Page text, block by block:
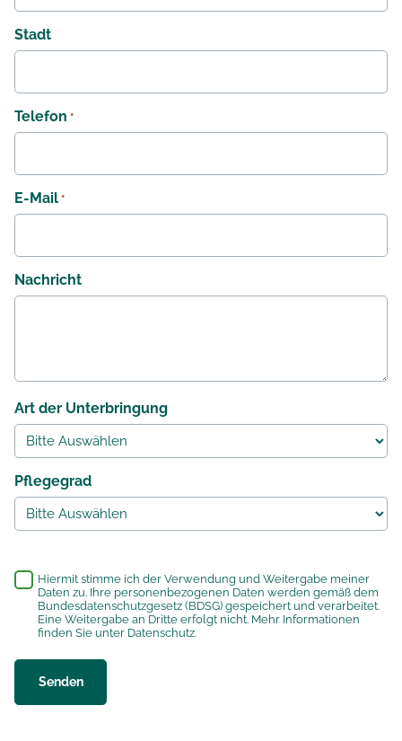
Stadt
Telefon *
E-Mail *
Nachricht
Art der Unterbringung
Pflegegrad
Hiermit stimme ich der Verwendung und Weitergabe meiner
Daten zu. Ihre personenbezogenen Daten werden gemäß dem
Bundesdatenschutzgesetz (BDSG) gespeichert und verarbeitet.
Eine Weitergabe an Dritte erfolgt nicht. Mehr Informationen
finden Sie unter Datenschutz.